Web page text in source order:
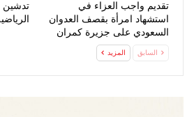
تقديم واجب العزاء في
استشهاد امرأة بقصف العدوان
السعودي على جزيرة كمران
تدشين
السابق المزيد